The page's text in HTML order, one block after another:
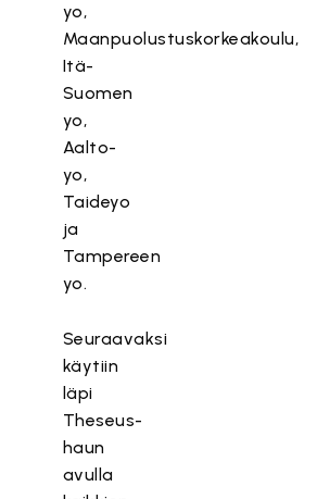
yo,
Maanpuolustuskorkeakoulu,
Itä-
Suomen
yo,
Aalto-
yo,
Taideyo
ja
Tampereen
yo.
Seuraavaksi
käytiin
läpi
Theseus-
haun
avulla